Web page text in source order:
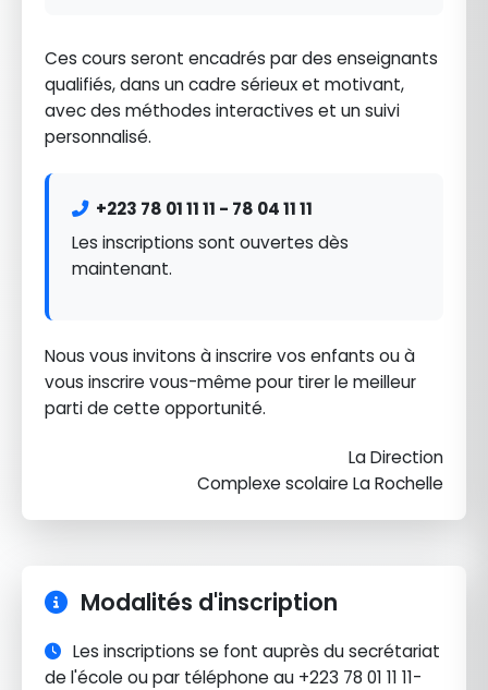
Ces cours seront encadrés par des enseignants
qualifiés, dans un cadre sérieux et motivant,
avec des méthodes interactives et un suivi
personnalisé.
+223 78 01 11 11 - 78 04 11 11
Les inscriptions sont ouvertes dès
maintenant.
Nous vous invitons à inscrire vos enfants ou à
vous inscrire vous-même pour tirer le meilleur
parti de cette opportunité.
La Direction
Complexe scolaire La Rochelle
Modalités d'inscription
Les inscriptions se font auprès du secrétariat
de l'école ou par téléphone au +223 78 01 11 11-